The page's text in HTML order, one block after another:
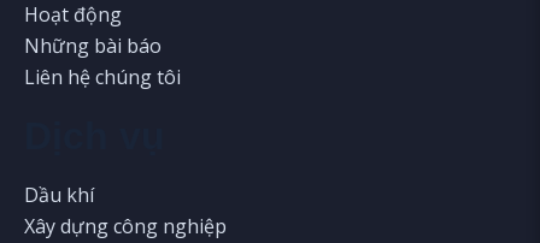
Hoạt động
Những bài báo
Liên hệ chúng tôi
Dầu khí
Xây dựng công nghiệp